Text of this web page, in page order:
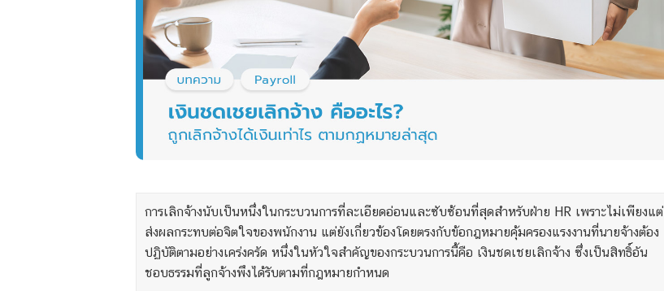
การเลิกจ้างนับเป็นหนึ่งในกระบวนการที่ละเอียดอ่อนและซับซ้อนที่สุดสำหรับฝ่าย HR เพราะไม่เพียงแต่
ส่งผลกระทบต่อจิตใจของพนักงาน แต่ยังเกี่ยวข้องโดยตรงกับข้อกฎหมายคุ้มครองแรงงานที่นายจ้างต้อง
ปฏิบัติตามอย่างเคร่งครัด หนึ่งในหัวใจสำคัญของกระบวนการนี้คือ เงินชดเชยเลิกจ้าง ซึ่งเป็นสิทธิ์อัน
ชอบธรรมที่ลูกจ้างพึงได้รับตามที่กฎหมายกำหนด